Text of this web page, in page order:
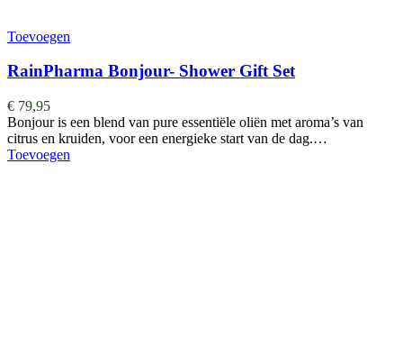
Toevoegen
RainPharma Bonjour- Shower Gift Set
€ 79,95
Bonjour is een blend van pure essentiële oliën met aroma’s van
citrus en kruiden, voor een energieke start van de dag.…
Toevoegen